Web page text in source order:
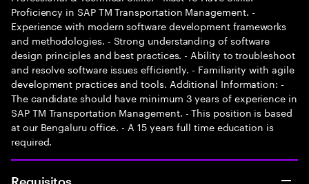
Proficiency in SAP TM Transportation Management. -
Experience with modern software development frameworks
and methodologies. - Strong understanding of software
design principles and best practices. - Ability to troubleshoot
and resolve software issues efficiently. - Familiarity with agile
development practices and tools. Additional Information: -
The candidate should have minimum 3 years of experience in
SAP TM Transportation Management. - This position is based
at our Bengaluru office. - A 15 years full time education is
required.
Requisitos